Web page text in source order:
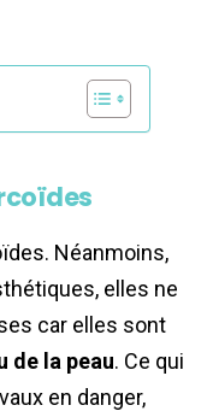
Néanmoins,
elles ne
car elles sont
de la peau. Ce qui
en danger,